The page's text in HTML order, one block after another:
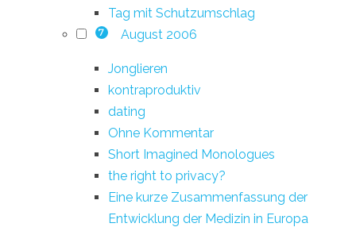
Tag mit Schutzumschlag
7 August 2006
Jonglieren
kontraproduktiv
dating
Ohne Kommentar
Short Imagined Monologues
the right to privacy?
Eine kurze Zusammenfassung der
Entwicklung der Medizin in Europa